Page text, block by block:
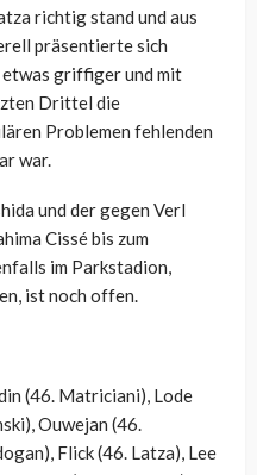
richtig stand und aus
präsentierte sich
etwas griffiger und mit
Drittel die
Problemen fehlenden
war.
und der gegen Verl
Cissé bis zum
im Parkstadion,
ist noch offen.
(46. Matriciani), Lode
Ouwejan (46.
Flick (46. Latza), Lee